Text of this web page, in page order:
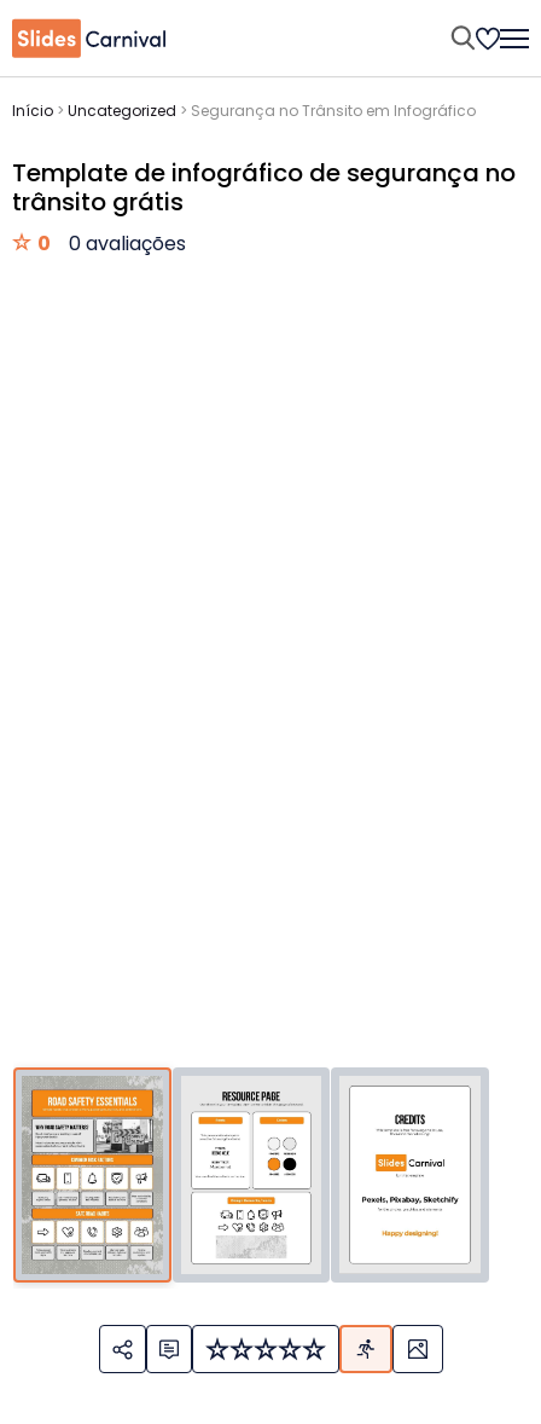
Início > Uncategorized > Segurança no Trânsito em Infográfico
Template de infográfico de segurança no
trânsito grátis
0 0 avaliações